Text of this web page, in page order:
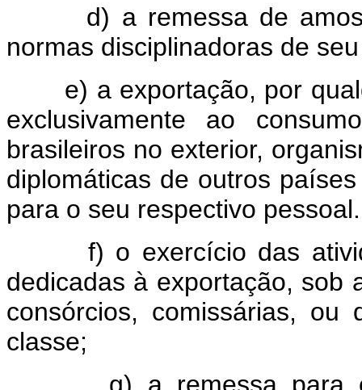
d) a remessa de
normas disciplinadoras de
e) a exportação, por
exclusivamente ao
brasileiros no exterior,
diplomáticas de outros
para o seu respectivo pessoal.
f) o exercício das
dedicadas à exportação, sob
consórcios, comissárias, ou
classe;